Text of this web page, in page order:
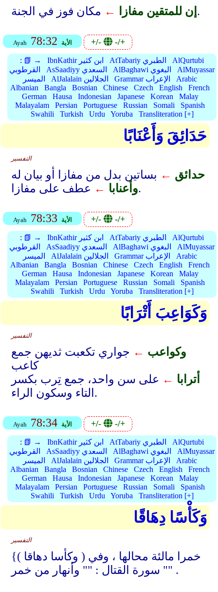
إن للمتقين مفازا ← مكان فوز في الجنة.
Ayah 78:32 الأية +/- -/+
: 📗 → IbnKathir ابن كثير AtTabariy الطبري
AlQurtubi
القرطوبي
AsSaadiyy السعدي AlBaghawi البغوي
AlMuyassar
الميسر
AlJalalain الجلالين Grammar الإعراب
Arabic
Albanian
Bangla Bosnian Chinese Czech English
French
German
Hausa Indonesian Japanese Korean
Malay
Malayalam
Persian Portuguese Russian Somali
Spanish
Swahili
Turkish Urdu Yoruba Transliteration [+]
حَدَائِقَ وَأَعْنَابًا
التفسير
حدائق ← بساتين بدل من مفازا أو بيان له
وأعنابا ← عطف على مفازا.
Ayah 78:33 الأية +/- -/+
: 📗 → IbnKathir ابن كثير AtTabariy الطبري
AlQurtubi
القرطوبي
AsSaadiyy السعدي AlBaghawi البغوي
AlMuyassar
الميسر
AlJalalain الجلالين Grammar الإعراب
Arabic
Albanian
Bangla Bosnian Chinese Czech English
French
German
Hausa Indonesian Japanese Korean
Malay
Malayalam
Persian Portuguese Russian Somali
Spanish
Swahili
Turkish Urdu Yoruba Transliteration [+]
وَكَوَاعِبَ أَتْرَابًا
التفسير
وكواعب ← جواري تكعبت ثديهن جمع
كاعب
أترابا ← على سن واحد، جمع تِرب بكسر
التاء وسكون الراء.
Ayah 78:34 الأية +/- -/+
: 📗 → IbnKathir ابن كثير AtTabariy الطبري
AlQurtubi
القرطوبي
AsSaadiyy السعدي AlBaghawi البغوي
AlMuyassar
الميسر
AlJalalain الجلالين Grammar الإعراب
Arabic
Albanian
Bangla Bosnian Chinese Czech English
French
German
Hausa Indonesian Japanese Korean
Malay
Malayalam
Persian Portuguese Russian Somali
Spanish
Swahili
Turkish Urdu Yoruba Transliteration [+]
وَكَأْسًا دِهَاقًا
التفسير
{( وكأسا دهاقا ) خمرا مالئة محالها ، وفي
سورة القتال : "" وأنهار من خمر "" .